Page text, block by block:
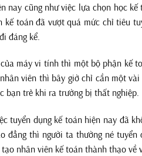
nay cũng như việc lựa chọn học
toán đã vượt quá mức chỉ tiêu
đáng kể.
máy vi tính thì một bộ phận kế
viên thì bây giờ chỉ cần một
bạn trẻ khi ra trường bị thất nghiệp.
tuyển dụng kế toán hiện nay đã
đẳng thì người ta thường né
nhân viên kế toán thành thạo